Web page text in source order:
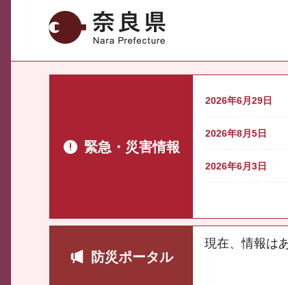
奈良県
緊急・災害情報
2026年6月29日
2026年8月5日
2026年6月3日
防災ポータル
現在、情報は